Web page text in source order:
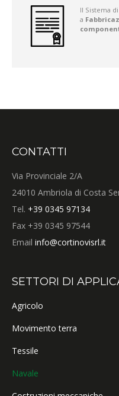
Il Sistema
a
CONTATTI
Via Provinciale 2/A
24010 Ambriola di Costa
Tel. +39 0345 97134
Fax +39 0345 97544
Email info@cortinovisrl.it
SETTORI DI
Agricolo
Movimento terra
Tessile
Navale